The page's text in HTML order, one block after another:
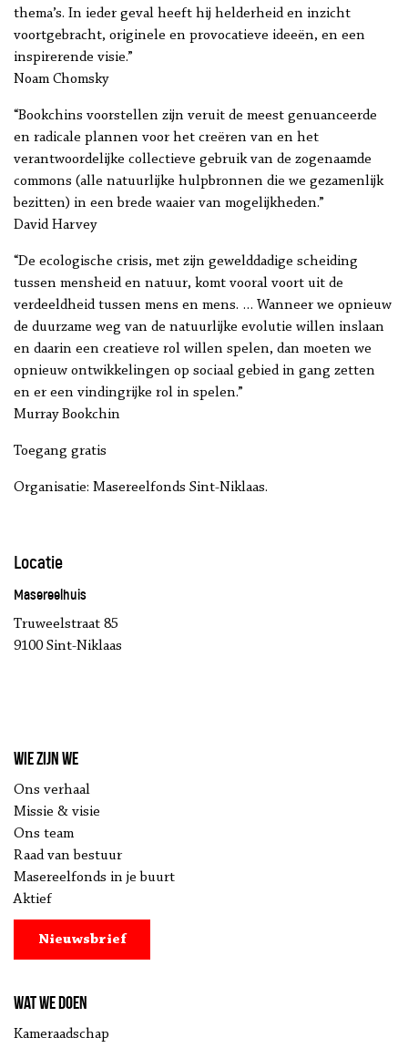
thema’s. In ieder geval heeft hij helderheid en inzicht
voortgebracht, originele en provocatieve ideeën, en een
inspirerende visie.”
Noam Chomsky
“Bookchins voorstellen zijn veruit de meest genuanceerde
en radicale plannen voor het creëren van en het
verantwoordelijke collectieve gebruik van de zogenaamde
commons (alle natuurlijke hulpbronnen die we gezamenlijk
bezitten) in een brede waaier van mogelijkheden.”
David Harvey
“De ecologische crisis, met zijn gewelddadige scheiding
tussen mensheid en natuur, komt vooral voort uit de
verdeeldheid tussen mens en mens. … Wanneer we opnieuw
de duurzame weg van de natuurlijke evolutie willen inslaan
en daarin een creatieve rol willen spelen, dan moeten we
opnieuw ontwikkelingen op sociaal gebied in gang zetten
en er een vindingrijke rol in spelen.”
Murray Bookchin
Toegang gratis
Organisatie: Masereelfonds Sint-Niklaas.
Locatie
Masereelhuis
Truweelstraat 85
9100 Sint-Niklaas
Wie zijn we
Ons verhaal
Missie & visie
Ons team
Raad van bestuur
Masereelfonds in je buurt
Aktief
Nieuwsbrief
Wat we doen
Kameraadschap